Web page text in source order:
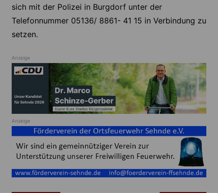
sich mit der Polizei in Burgdorf unter der
Telefonnummer 05136/ 8861- 41 15 in Verbindung zu
setzen.
Anzeige
Anzeige